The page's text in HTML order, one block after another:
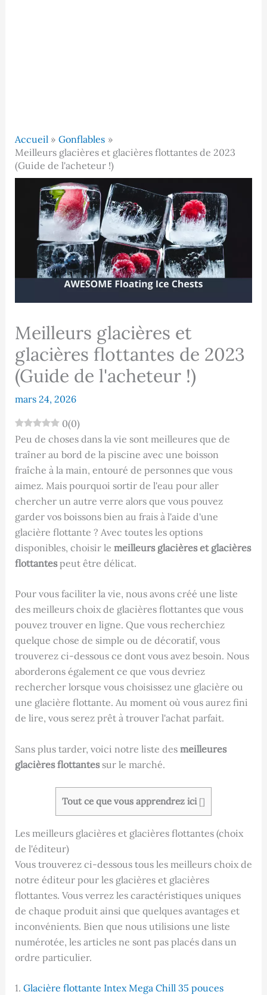
Accueil
Gonflables
Meilleurs glacières et glacières flottantes de 2023
(Guide de l'acheteur !)
Meilleurs glacières et
glacières flottantes de 2023
(Guide de l'acheteur !)
mars 24, 2026
0(0)
Peu de choses dans la vie sont meilleures que de
traîner au bord de la piscine avec une boisson
fraîche à la main, entouré de personnes que vous
aimez. Mais pourquoi sortir de l'eau pour aller
chercher un autre verre alors que vous pouvez
garder vos boissons bien au frais à l'aide d'une
glacière flottante ? Avec toutes les options
disponibles, choisir le meilleurs glacières et glacières
flottantespeut être délicat.
Pour vous faciliter la vie, nous avons créé une liste
des meilleurs choix de glacières flottantes que vous
pouvez trouver en ligne. Que vous recherchiez
quelque chose de simple ou de décoratif, vous
trouverez ci-dessous ce dont vous avez besoin. Nous
aborderons également ce que vous devriez
rechercher lorsque vous choisissez une glacière ou
une glacière flottante. Au moment où vous aurez fini
de lire, vous serez prêt à trouver l'achat parfait.
Sans plus tarder, voici notre liste des meilleures
glacières flottantessur le marché.
Tout ce que vous apprendrez ici []
Les meilleurs glacières et glacières flottantes (choix
de l'éditeur)
Vous trouverez ci-dessous tous les meilleurs choix de
notre éditeur pour les glacières et glacières
flottantes. Vous verrez les caractéristiques uniques
de chaque produit ainsi que quelques avantages et
inconvénients. Bien que nous utilisions une liste
numérotée, les articles ne sont pas placés dans un
ordre particulier.
1. Glacière flottante Intex Mega Chill 35 pouces